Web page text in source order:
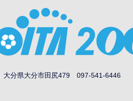
大分県大分市田尻479 097-541-6446